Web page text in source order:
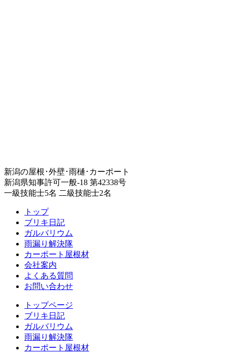
新潟の屋根･外壁･雨樋･カーポート
新潟県知事許可一般-18 第42338号
一級技能士5名 二級技能士2名
トップ
ブリキ日記
ガルバリウム
雨漏り解決隊
カーポート屋根材
会社案内
よくある質問
お問い合わせ
トップページ
ブリキ日記
ガルバリウム
雨漏り解決隊
カーポート屋根材